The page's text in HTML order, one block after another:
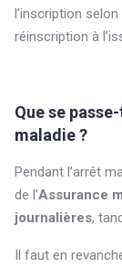
l’inscription
réinscription à
Que se
maladie ?
Pendant l’arrêt
de l’Assurance
journalières,
Il faut en